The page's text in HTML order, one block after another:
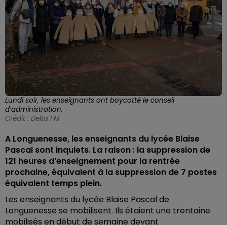
Lundi soir, les enseignants ont boycotté le conseil
d’administration.
Crédit : Delta FM
A Longuenesse, les enseignants du lycée Blaise
Pascal sont inquiets. La raison : la suppression de
121 heures d’enseignement pour la rentrée
prochaine, équivalent à la suppression de 7 postes
équivalent temps plein.
Les enseignants du lycée Blaise Pascal de
Longuenesse se mobilisent. Ils étaient une trentaine
mobilisés en début de semaine devant